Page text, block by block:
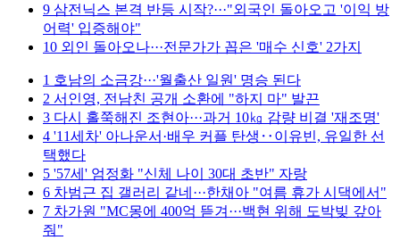
9 삼전닉스 본격 반등 시작?···"외국인 돌아오고 '이익 방
어력' 입증해야"
10 외인 돌아오나···전문가가 꼽은 '매수 신호' 2가지
1 호남의 소금강···'월출산 일원' 명승 된다
2 서인영, 전남친 공개 소환에 "하지 마" 발끈
3 다시 홀쭉해진 조현아···과거 10㎏ 감량 비결 '재조명'
4 '11세차' 아나운서·배우 커플 탄생‥이유빈, 유일한 선
택했다
5 '57세' 엄정화 "신체 나이 30대 초반" 자랑
6 차범근 집 갤러리 같네···한채아 "여름 휴가 시댁에서"
7 차가원 "MC몽에 400억 뜯겨···백현 위해 도박빚 갚아
줘"